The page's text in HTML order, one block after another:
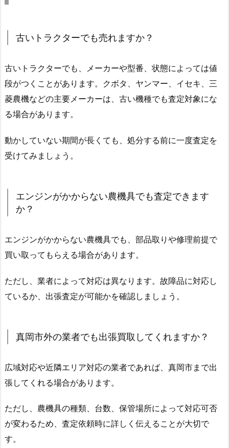
古いトラクターでも売れますか？
古いトラクターでも、メーカーや型番、状態によっては値
段がつくことがあります。クボタ、ヤンマー、イセキ、三
菱農機などの主要メーカーは、古い機種でも査定対象にな
る場合があります。
動かしていない期間が長くても、処分する前に一度査定を
受けてみましょう。
エンジンがかからない農機具でも査定できます
か？
エンジンがかからない農機具でも、部品取りや修理前提で
買い取ってもらえる場合があります。
ただし、業者によって対応は異なります。故障品に対応し
ているか、出張査定が可能かを確認しましょう。
真岡市外の業者でも出張買取してくれますか？
広域対応や近隣エリア対応の業者であれば、真岡市まで出
張してくれる場合があります。
ただし、農機具の種類、台数、保管場所によって対応可否
が変わるため、査定依頼時に詳しく伝えることが大切で
す。